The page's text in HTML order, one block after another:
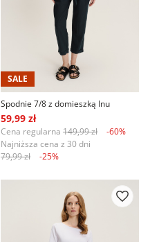
SALE
Spodnie 7/8 z domieszką lnu
59,99 zł
Cena regularna 149,99 zł
-60%
Najniższa cena z 30 dni
79,99 zł
-25%